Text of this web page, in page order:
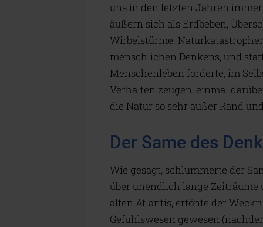
uns in den letzten Jahren
äußern sich als Erdbeben,
Wirbelstürme.
menschlichen Denkens, und
Menschenleben forderte, im
Verhalten zeugen, einmal
die Natur so sehr außer Rand
Der Same des
Wie gesagt, schlummerte der
über unendlich lange
alten Atlantis, ertönte der
Gefühlswesen gewesen